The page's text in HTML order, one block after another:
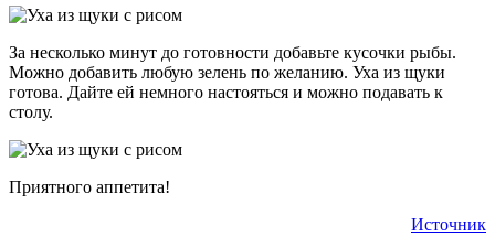
За несколько минут до готовности добавьте кусочки рыбы.
Можно добавить любую зелень по желанию. Уха из щуки
готова. Дайте ей немного настояться и можно подавать к
столу.
Приятного аппетита!
Источник